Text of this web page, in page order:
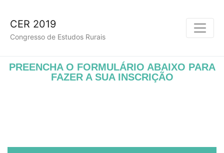
CER 2019
Congresso de Estudos Rurais
PREENCHA O FORMULÁRIO ABAIXO PARA
FAZER A SUA INSCRIÇÃO